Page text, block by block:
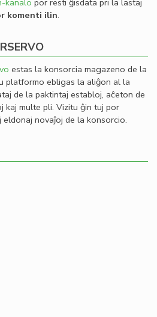
kanalo por resti ĝisdata pri la lastaj
komenti ilin.
estas la konsorcia magazeno de la
platformo ebligas la aliĝon al la
de la paktintaj establoj, aĉeton de
kaj multe pli. Vizitu ĝin tuj por
novaĵoj de la konsorcio.